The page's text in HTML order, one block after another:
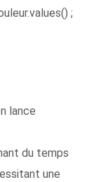
;
lance
du temps
une